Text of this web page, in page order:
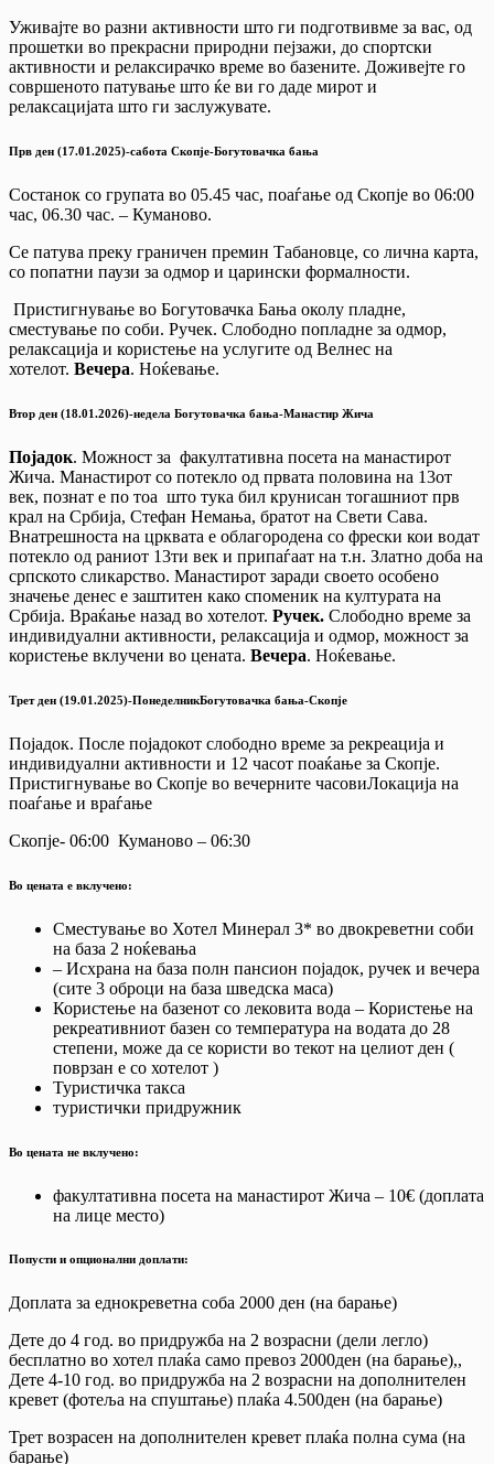
Уживајте во разни активности што ги подготвивме за вас, од
прошетки во прекрасни природни пејзажи, до спортски
активности и релаксирачко време во базените. Доживејте го
совршеното патување што ќе ви го даде мирот и
релаксацијата што ги заслужувате.
Прв ден (17.01.2025)-сабота Скопје-Богутовачка бања
Состанок со групата во 05.45 час, поаѓање од Скопје во 06:00
час, 06.30 час. – Куманово.
Се патува преку граничен премин Табановце, со лична карта,
со попатни паузи за одмор и царински формалности.
Пристигнување во Богутовачка Бања околу пладне,
сместување по соби. Ручек. Слободно попладне за одмор,
релаксација и користење на услугите од Велнес на
хотелот. Вечера. Ноќевање.
Втор ден (18.01.2026)-недела Богутовачка бања-Манастир Жича
Појадок. Moжност за факултативна посета на манастирот
Жича. Манастирот со потекло од првата половина на 13от
век, познат е по тоа што тука бил крунисан тогашниот прв
крал на Србија, Стефан Немања, братот на Свети Сава.
Внатрешноста на црквата е облагородена со фрески кои водат
потекло од раниот 13ти век и припаѓаат на т.н. Златно доба на
српското сликарство. Манастирот заради своето особено
значење денес е заштитен како споменик на културата на
Србија. Враќање назад во хотелот. Ручек. Слободно време за
индивидуални активности, релаксација и одмор, можност за
користење вклучени во цената. Вечера. Ноќевање.
Трет ден (19.01.2025)-ПонеделникБогутовачка бања-Скопје
Појадок. После појадокот слободно време за рекреација и
индивидуални активности и 12 часот поаќање за Скопје.
Пристигнување во Скопје во вечерните часовиЛокација на
поаѓање и враѓање
Скопје- 06:00 Куманово – 06:30
Во цената е вклучено:
Сместување во Хотел Минерал 3* во двокреветни соби
на база 2 ноќевања
– Исхрана на база полн пансион појадок, ручек и вечера
(сите 3 оброци на база шведска маса)
Користење на базенот со лековита вода – Користење на
рекреативниот базен со температура на водата до 28
степени, може да се користи во текот на целиот ден (
поврзан е со хотелот )
Туристичка такса
туристички придружник
Во цената не вклучено:
факултативна посета на манастирот Жича – 10€ (доплата
на лице место)
Попусти и опционални доплати:
Доплата за еднокреветна соба 2000 ден (на барање)
Дете до 4 год. во придружба на 2 возрасни (дели легло)
бесплатно во хотел плаќа само превоз 2000ден (на барање),,
Дете 4-10 год. во придружба на 2 возрасни на дополнителен
кревет (фотеља на спуштање) плаќа 4.500ден (на барање)
Трет возрасен на дополнителен кревет плаќа полна сума (на
барање)